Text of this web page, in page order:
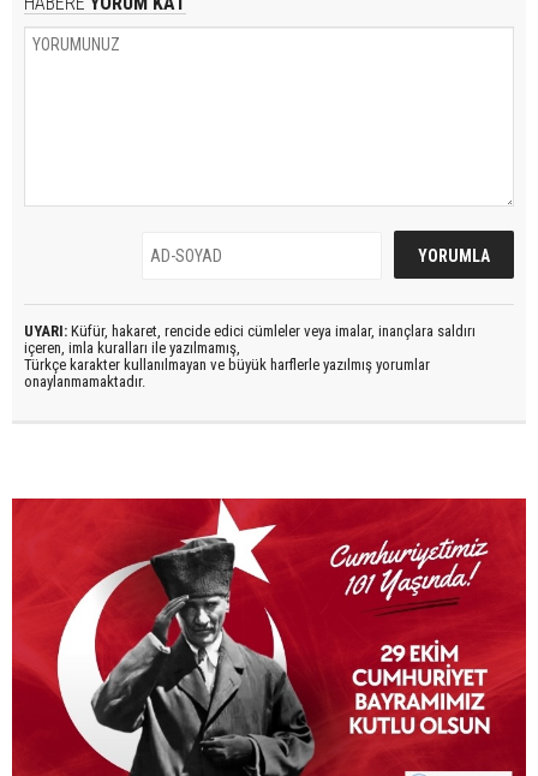
UYARI: Küfür, hakaret, rencide edici cümleler veya imalar, inançlara saldırı
içeren, imla kuralları ile yazılmamış,
Türkçe karakter kullanılmayan ve büyük harflerle yazılmış yorumlar
onaylanmamaktadır.